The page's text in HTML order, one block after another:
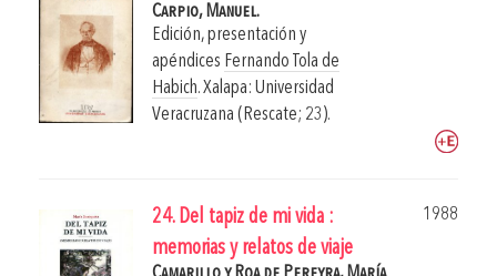
Carpio, Manuel.
Edición, presentación y
apéndices Fernando Tola de
Habich.Xalapa: Universidad
Veracruzana (Rescate; 23).
24. Del tapiz de mi vida :
memorias y relatos de viaje
1988